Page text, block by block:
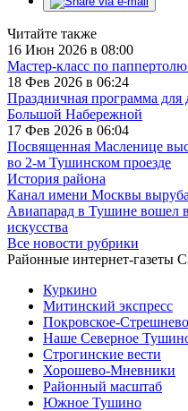
Читайте также
16 Июн 2026 в 08:00
Мастер-класс по
18 Фев 2026 в 06:24
Праздничная программа для
Большой Набережной
17 Фев 2026 в 06:04
Посвященная Масленице
во 2-м Тушинском проезде
История района
Канал имени Москвы
Авиапарад в Тушине вошел
искусства
Все новости рубрики
Районные интернет-газеты
Куркино
Митинский экспресс
Покровское-Стрешнево
Наше Северное
Строгинские вести
Хорошево-Мневники
Районный масштаб
Южное Тушино